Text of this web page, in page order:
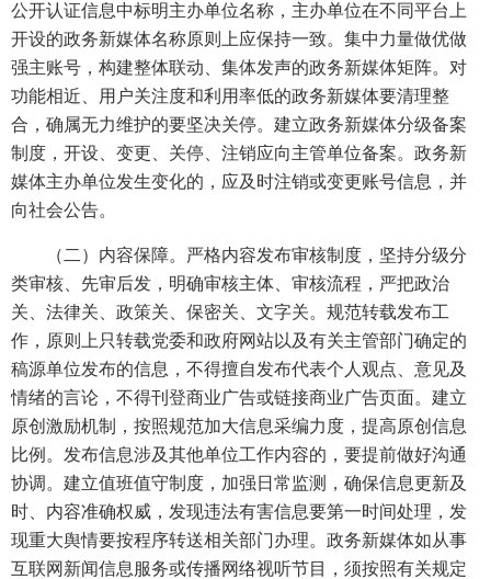
公开认证信息中标明主办单位名称，主办单位在不同平台上
开设的政务新媒体名称原则上应保持一致。集中力量做优做
强主账号，构建整体联动、集体发声的政务新媒体矩阵。对
功能相近、用户关注度和利用率低的政务新媒体要清理整
合，确属无力维护的要坚决关停。建立政务新媒体分级备案
制度，开设、变更、关停、注销应向主管单位备案。政务新
媒体主办单位发生变化的，应及时注销或变更账号信息，并
向社会公告。
（二）内容保障。严格内容发布审核制度，坚持分级分
类审核、先审后发，明确审核主体、审核流程，严把政治
关、法律关、政策关、保密关、文字关。规范转载发布工
作，原则上只转载党委和政府网站以及有关主管部门确定的
稿源单位发布的信息，不得擅自发布代表个人观点、意见及
情绪的言论，不得刊登商业广告或链接商业广告页面。建立
原创激励机制，按照规范加大信息采编力度，提高原创信息
比例。发布信息涉及其他单位工作内容的，要提前做好沟通
协调。建立值班值守制度，加强日常监测，确保信息更新及
时、内容准确权威，发现违法有害信息要第一时间处理，发
现重大舆情要按程序转送相关部门办理。政务新媒体如从事
互联网新闻信息服务或传播网络视听节目，须按照有关规定